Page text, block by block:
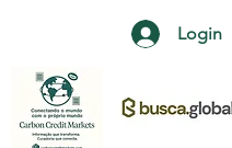
Login